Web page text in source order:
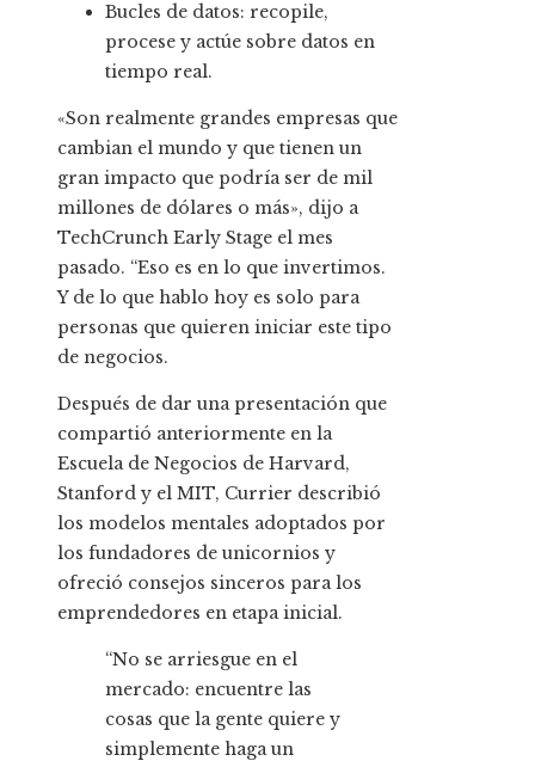
Bucles de datos: recopile,
procese y actúe sobre datos en
tiempo real.
«Son realmente grandes empresas que
cambian el mundo y que tienen un
gran impacto que podría ser de mil
millones de dólares o más», dijo a
TechCrunch Early Stage el mes
pasado. “Eso es en lo que invertimos.
Y de lo que hablo hoy es solo para
personas que quieren iniciar este tipo
de negocios.
Después de dar una presentación que
compartió anteriormente en la
Escuela de Negocios de Harvard,
Stanford y el MIT, Currier describió
los modelos mentales adoptados por
los fundadores de unicornios y
ofreció consejos sinceros para los
emprendedores en etapa inicial.
“No se arriesgue en el
mercado: encuentre las
cosas que la gente quiere y
simplemente haga un